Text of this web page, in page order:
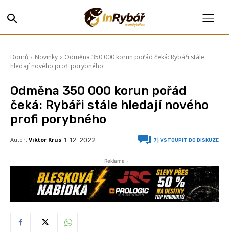
Domů Novinky
Odměna 350 000 korun pořád čeká: Rybáři stále
hledají nového profi porybného
Odměna 350 000 korun pořád
čeká: Rybáři stále hledají nového
profi porybného
Autor: Viktor Krus 1. 12. 2022 7| VSTOUPIT DO DISKUZE
- Reklama -